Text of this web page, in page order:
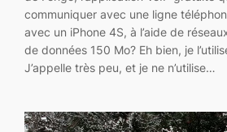
communiquer avec une ligne
avec un iPhone 4S, à l’aide de
de données 150 Mo? Eh bien, je
J’appelle très peu, et je ne n’utilise…